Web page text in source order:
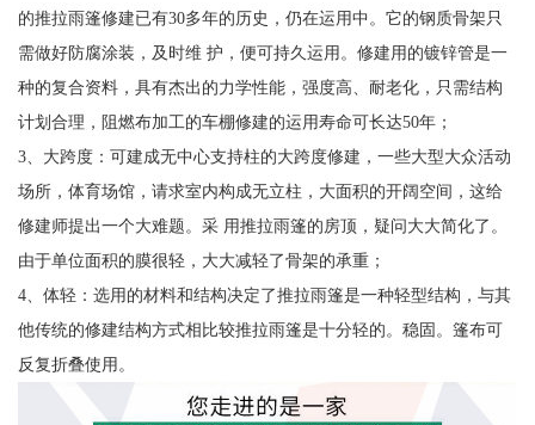
的推拉雨篷修建已有30多年的历史，仍在运用中。它的钢质骨架只
需做好防腐涂装，及时维 护，便可持久运用。修建用的镀锌管是一
种的复合资料，具有杰出的力学性能，强度高、耐老化，只需结构
计划合理，阻燃布加工的车棚修建的运用寿命可长达50年；
3、大跨度：可建成无中心支持柱的大跨度修建，一些大型大众活动
场所，体育场馆，请求室内构成无立柱，大面积的开阔空间，这给
修建师提出一个大难题。采 用推拉雨篷的房顶，疑问大大简化了。
由于单位面积的膜很轻，大大减轻了骨架的承重；
4、体轻：选用的材料和结构决定了推拉雨篷是一种轻型结构，与其
他传统的修建结构方式相比较推拉雨篷是十分轻的。稳固。篷布可
反复折叠使用。